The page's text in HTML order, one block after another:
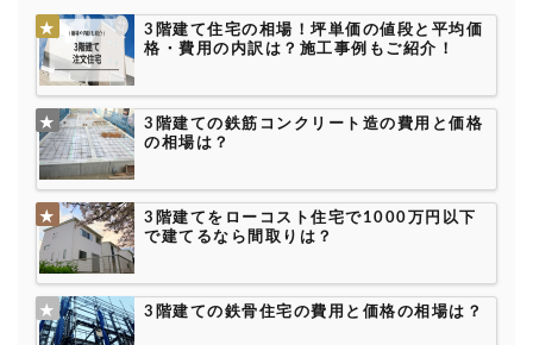
3階建て住宅の相場！坪単価の値段と平均価
格・費用の内訳は？施工事例もご紹介！
3階建ての鉄筋コンクリート造の費用と価格
の相場は？
3階建てをローコスト住宅で1000万円以下
で建てるなら間取りは？
3階建ての鉄骨住宅の費用と価格の相場は？